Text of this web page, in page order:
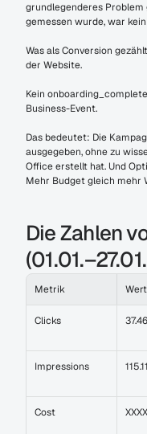
grundlegenderes Problem
gemessen wurde, war
Was als Conversion
der Website.
Kein
Business-Event.
Das bedeutet: Die
ausgegeben, ohne zu
Office erstellt hat. Und
Mehr Budget gleich mehr
Die Zahlen
Metrik Wert
Clicks
Impressions
Cost